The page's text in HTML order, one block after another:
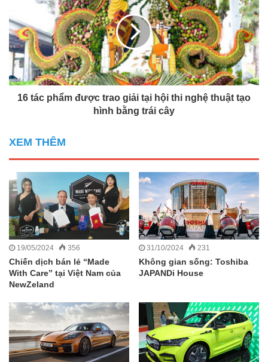
16 tác phẩm được trao giải tại hội thi nghệ thuật tạo
hình bằng trái cây
XEM THÊM
19/05/2024 356
Chiến dịch bán lẻ “Made
With Care” tại Việt Nam của
NewZeland
31/10/2024 231
Không gian sống: Toshiba
JAPANDi House